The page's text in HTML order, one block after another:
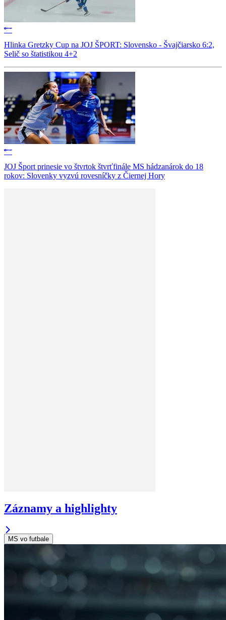
Hlinka Gretzky Cup na JOJ ŠPORT: Slovensko - Švajčiarsko 6:2,
Selič so štatistikou 4+2
JOJ Šport prinesie vo štvrtok štvrťfinále MS hádzanárok do 18
rokov: Slovenky vyzvú rovesníčky z Čiernej Hory
Záznamy a highlighty
MS vo futbale